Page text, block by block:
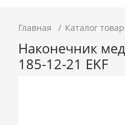
Главная Каталог
Наконечник
185-12-21 EKF